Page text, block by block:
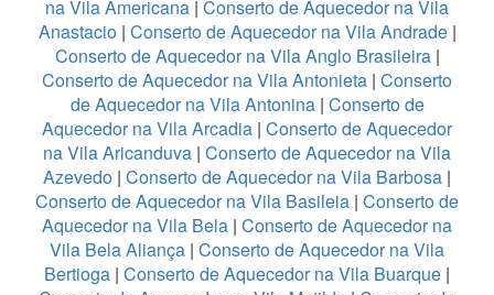
na Vila Americana | Conserto de Aquecedor na Vila
Anastacio| Conserto de Aquecedor na Vila Andrade|
Conserto de Aquecedor na Vila Anglo Brasileira|
Conserto de Aquecedor na Vila Antonieta | Conserto
de Aquecedor na Vila Antonina| Conserto de
Aquecedor na Vila Arcadia | Conserto de Aquecedor
na Vila Aricanduva | Conserto de Aquecedor na Vila
Azevedo | Conserto de Aquecedor na Vila Barbosa |
Conserto de Aquecedor na Vila Basileia | Conserto de
Aquecedor na Vila Bela | Conserto de Aquecedor na
Vila Bela Aliança | Conserto de Aquecedor na Vila
Bertioga | Conserto de Aquecedor na Vila Buarque |